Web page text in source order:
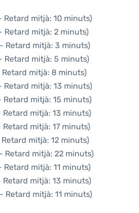
mitjà: 10 minuts)
Retard mitjà: 2 minuts)
Retard mitjà: 3 minuts)
Retard mitjà: 5 minuts)
mitjà: 8 minuts)
mitjà: 13 minuts)
mitjà: 15 minuts)
mitjà: 13 minuts)
mitjà: 17 minuts)
mitjà: 12 minuts)
Retard mitjà: 22 minuts)
mitjà: 11 minuts)
mitjà: 13 minuts)
mitjà: 11 minuts)